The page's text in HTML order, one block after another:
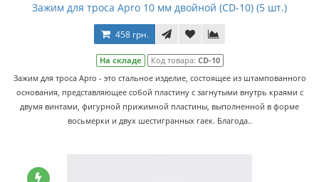
Зажим для троса Apro 10 мм двойной (CD-10) (5 шт.)
458 грн.
На складе Код товара: CD-10
Зажим для троса Apro - это стальное изделие, состоящее из штампованного
основания, представляющее собой пластину с загнутыми внутрь краями с
двумя винтами, фигурной прижимной пластины, выполненной в форме
восьмерки и двух шестигранных гаек. Благода..